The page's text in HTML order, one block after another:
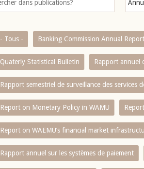
- Tous - Banking Commission Annual Report
Quaterly Statistical Bulletin Rapport annuel
Rapport semestriel de surveillance des services
Report on Monetary Policy in WAMU
Report on WAEMU’s financial market
Rapport annuel sur les systèmes de paiement